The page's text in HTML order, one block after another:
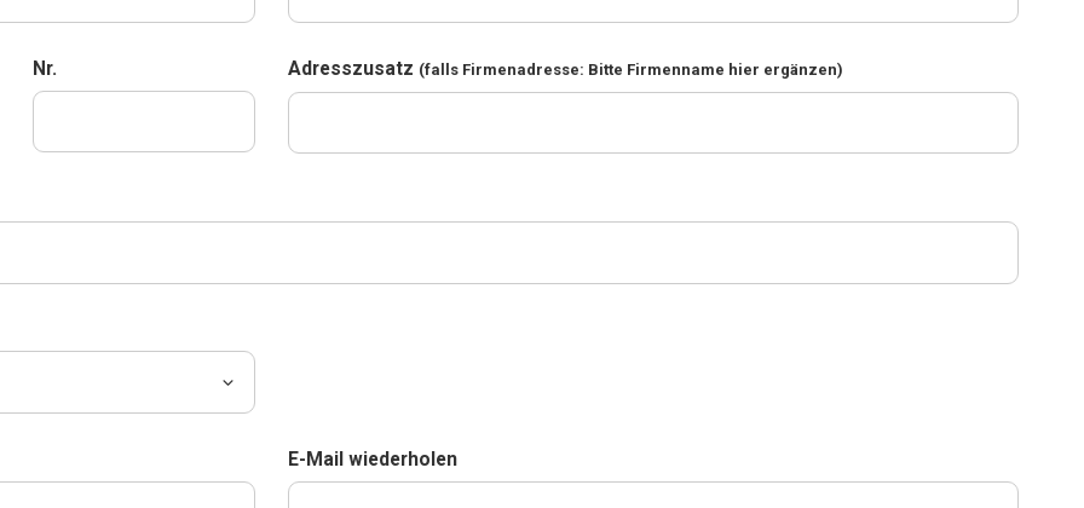
Nr. Adresszusatz (falls Firmenadresse: Bitte Firmenname hier ergänzen)
E-Mail wiederholen